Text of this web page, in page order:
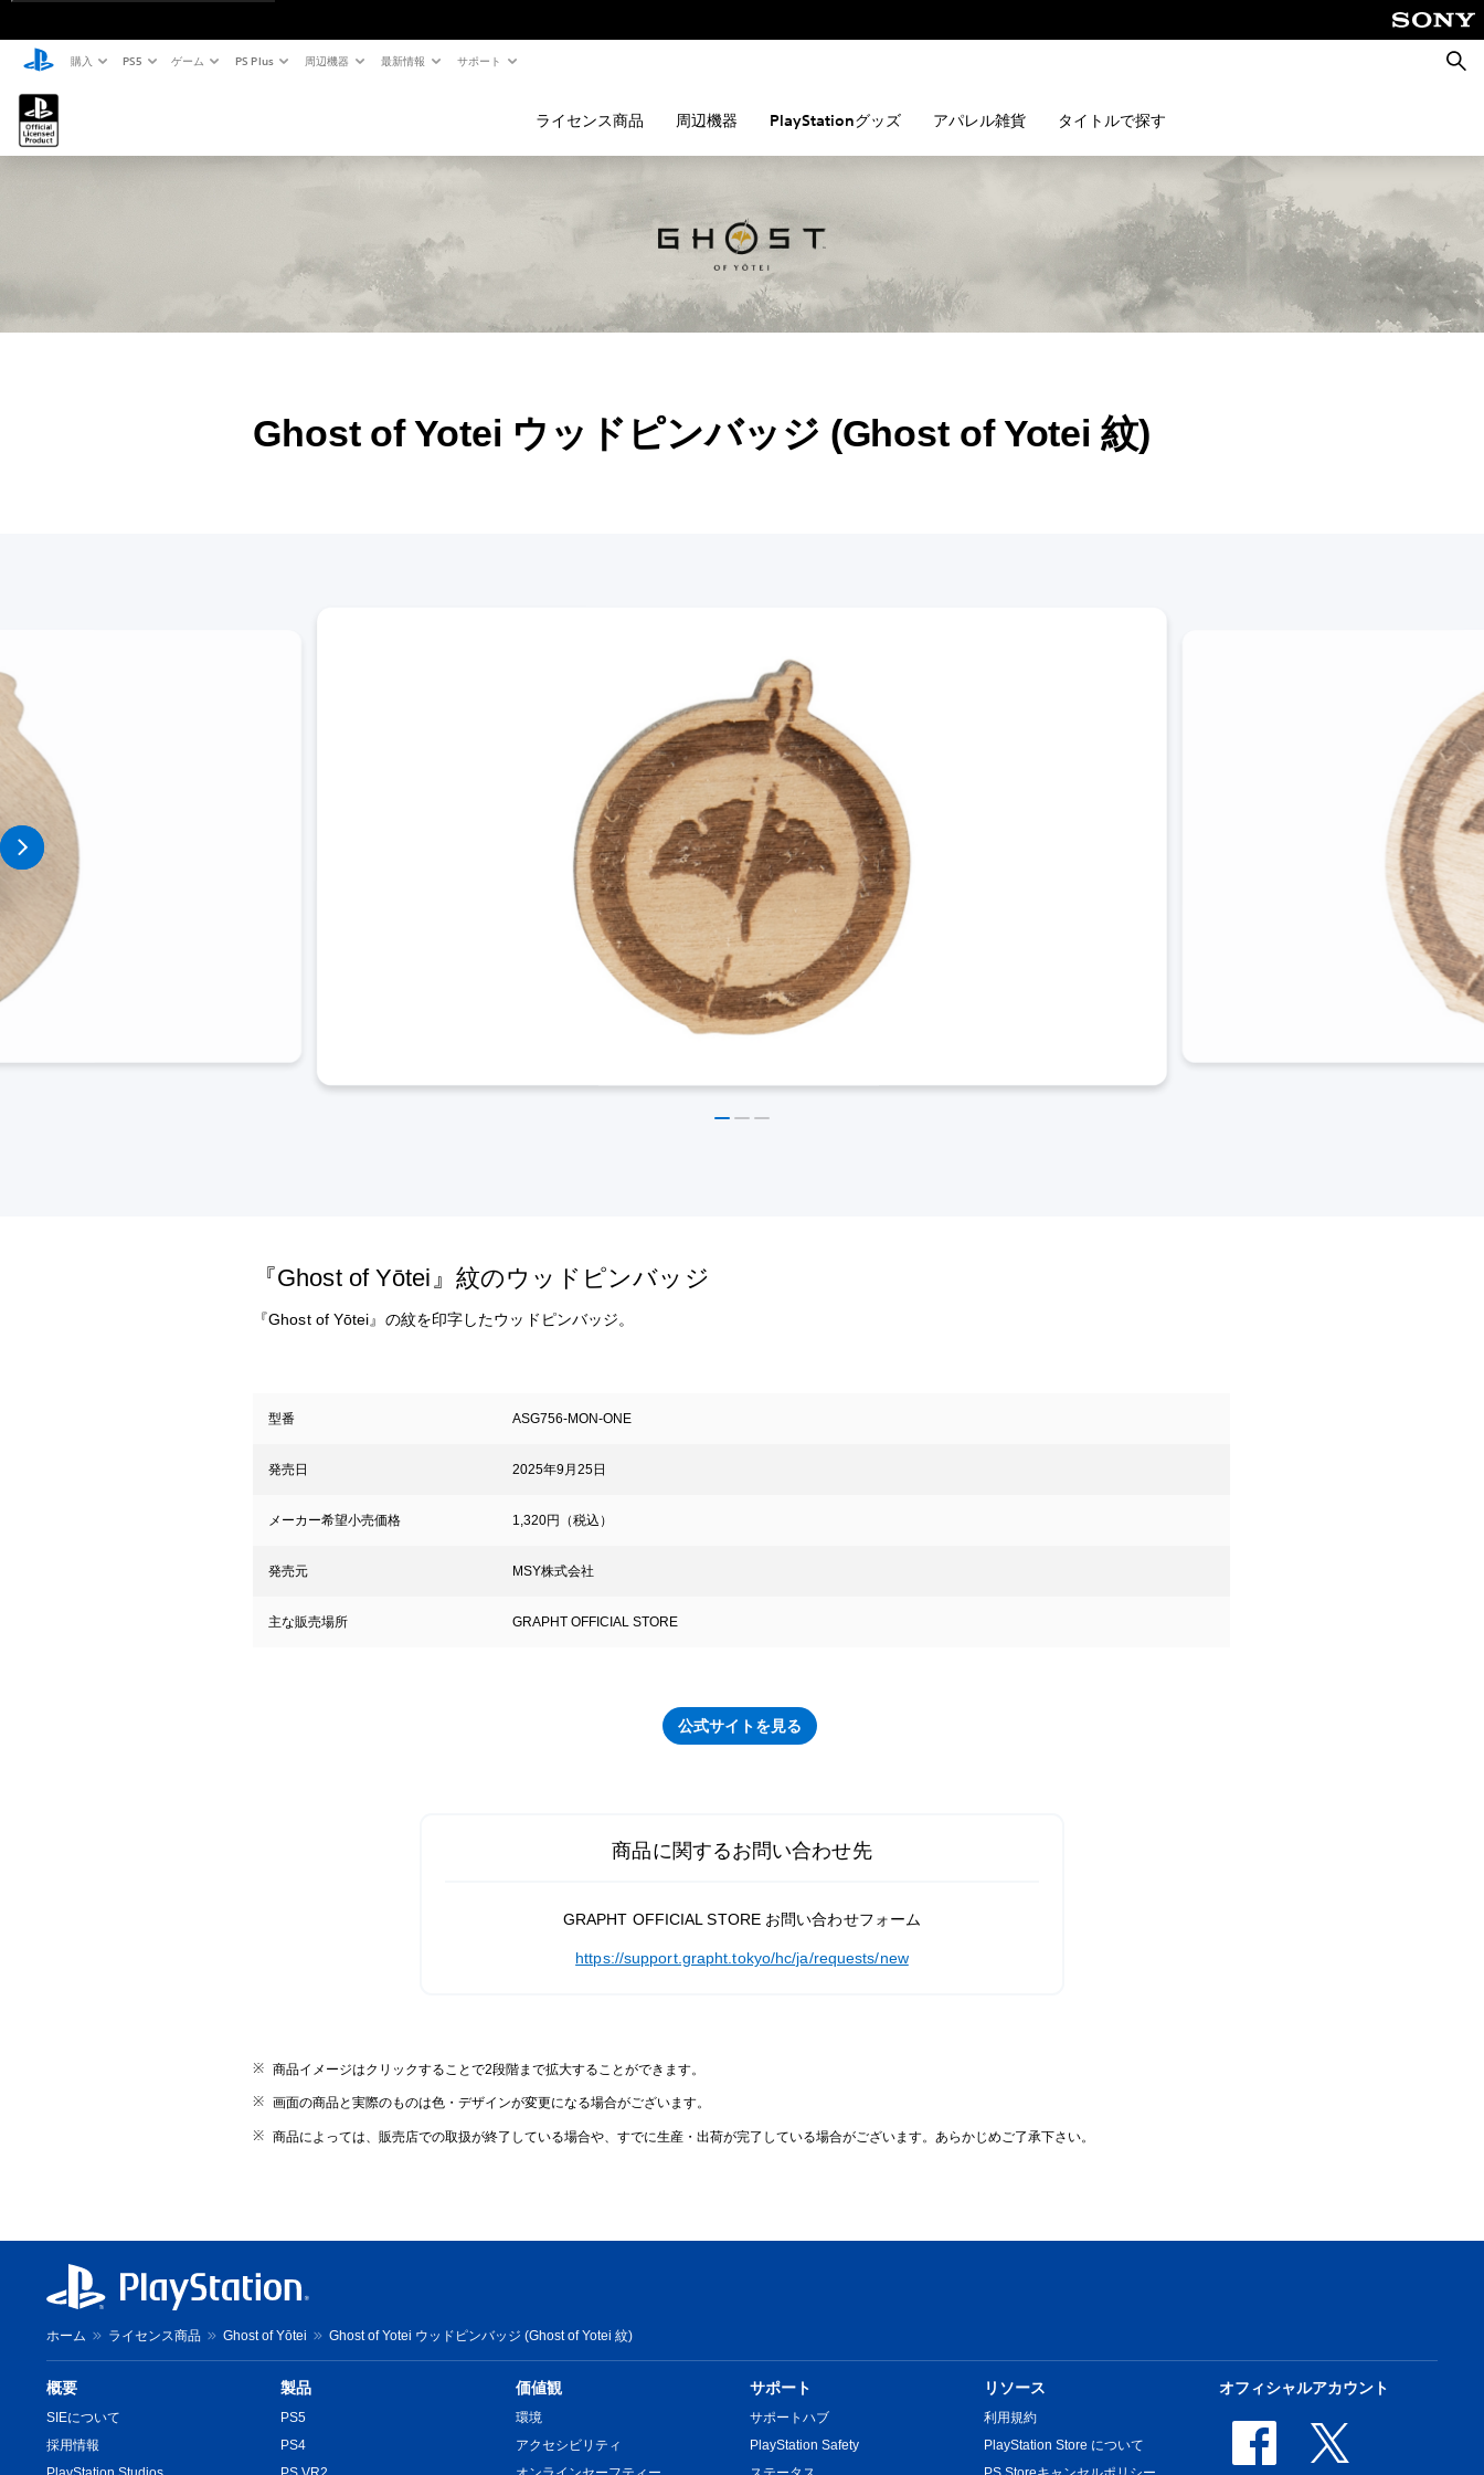
購入 PS5 ゲーム PS Plus 周辺機器 最新情報 サポート
検
索
ライセンス商品 周辺機器 PlayStationグッズ アパレル雑貨 タイトルで探す
Ghost of Yotei ウッドピンバッジ (Ghost of Yotei 紋)
『Ghost of Yōtei』紋のウッドピンバッジ
『Ghost of Yōtei』の紋を印字したウッドピンバッジ。
型番 ASG756-MON-ONE
発売日 2025年9月25日
メーカー希望小売価格 1,320円（税込）
発売元 MSY株式会社
主な販売場所 GRAPHT OFFICIAL STORE
公式サイトを見る
商品に関するお問い合わせ先
GRAPHT OFFICIAL STORE お問い合わせフォーム
https://support.grapht.tokyo/hc/ja/requests/new
商品イメージはクリックすることで2段階まで拡大することができます。
画面の商品と実際のものは色・デザインが変更になる場合がございます。
商品によっては、販売店での取扱が終了している場合や、すでに生産・出荷が完了している場合がございます。あらかじめご了承下さい。
ホーム ライセンス商品 Ghost of Yōtei Ghost of Yotei ウッドピンバッジ (Ghost of Yotei 紋)
概要
SIEについて
採用情報
製品
PS5
PS4
価値観
環境
アクセシビリティ
サポート
サポートハブ
PlayStation Safety
リソース
利用規約
PlayStation Store について
オフィシャルアカウント